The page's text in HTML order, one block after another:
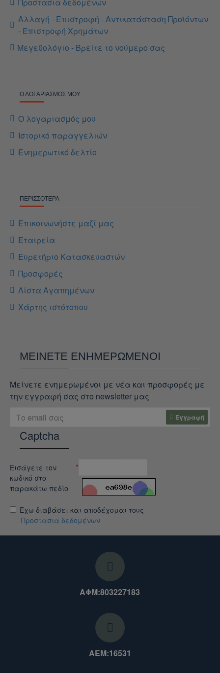
Αλλαγή - Επιστροφή - Αντικατάσταση Προϊόντων
- Επιστροφή Χρημάτων
Μεγεθολόγιο - Βρείτε το νούμερο σας
Ο ΛΟΓΑΡΙΑΣΜΌΣ ΜΟΥ
Ο λογαριασμός μου
Ιστορικό παραγγελιών
Ενημερωτικό δελτίο
ΠΕΡΙΣΣΌΤΕΡΑ
Επικοινωνήστε μαζί μας
Εταιρεία
Ευρετήριο Κατασκευαστών
Προσφορές
Λίστα Αγαπημένων
Χάρτης ιστότοπου
ΜΕΊΝΕΤΕ ΕΝΗΜΕΡΩΜΈΝΟΙ
Μείνετε ενημερωμένοι με νέα και προσφορές με
την εγγραφή σας στο newsletter μας
Εγγραφή
Captcha
Εισάγετε τον
κωδικό στο
παρακάτω πεδίο
Έχω διαβάσει και αποδέχομαι τους
Προστασια δεδομένων
ΑΦΜ:803227183
ΑΕΜ:16531